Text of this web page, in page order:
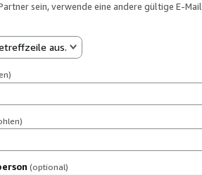
sein, verwende eine andere gültige E-
aus.
(optional)